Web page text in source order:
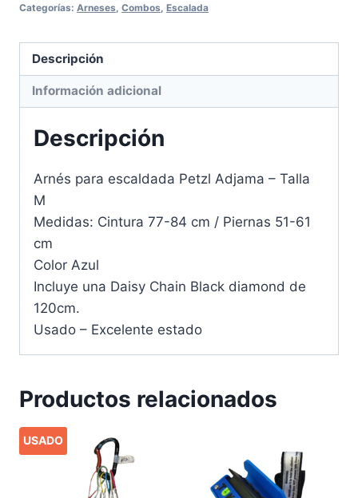
Categorías: Arneses, Combos, Escalada
Descripción
Información adicional
Descripción
Arnés para escaldada Petzl Adjama – Talla
M
Medidas: Cintura 77-84 cm / Piernas 51-61
cm
Color Azul
Incluye una Daisy Chain Black diamond de
120cm.
Usado – Excelente estado
Productos relacionados
USADO